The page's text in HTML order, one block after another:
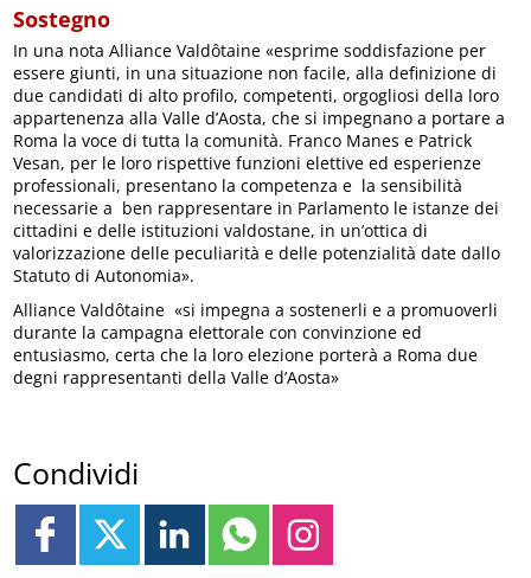
Sostegno
In una nota Alliance Valdôtaine «esprime soddisfazione per
essere giunti, in una situazione non facile, alla definizione di
due candidati di alto profilo, competenti, orgogliosi della loro
appartenenza alla Valle d’Aosta, che si impegnano a portare a
Roma la voce di tutta la comunità. Franco Manes e Patrick
Vesan, per le loro rispettive funzioni elettive ed esperienze
professionali, presentano la competenza e la sensibilità
necessarie a ben rappresentare in Parlamento le istanze dei
cittadini e delle istituzioni valdostane, in un’ottica di
valorizzazione delle peculiarità e delle potenzialità date dallo
Statuto di Autonomia».
Alliance Valdôtaine «si impegna a sostenerli e a promuoverli
durante la campagna elettorale con convinzione ed
entusiasmo, certa che la loro elezione porterà a Roma due
degni rappresentanti della Valle d’Aosta»
Condividi